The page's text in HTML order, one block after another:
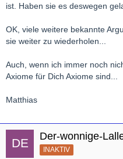
ist. Haben sie es deswegen
OK, viele weitere bekannte
sie weiter zu wiederholen...
Auch, wenn ich immer noch
Axiome für Dich Axiome sind...
Matthias
Der-wonnige-
INAKTIV